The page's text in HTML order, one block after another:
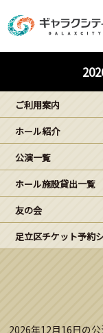
施設案内
ギャラクシティとは
こどもみーてぃんぐ
Gがくえん
ブランドからのお知ら
ご利用案内
ホール紹介
公演一覧
ホール施設貸出一覧
友の会
足立区チケット予約
2026年12月16日の公